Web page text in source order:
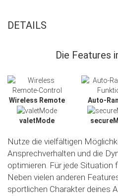
DETAILS
Die Features
Wireless Remote Auto-
valetMode
Nutze die vielfältigen
Ansprechverhalten und die
optimieren. Für jede Situation
Neben vielen anderen
sportlichen Charakter deines